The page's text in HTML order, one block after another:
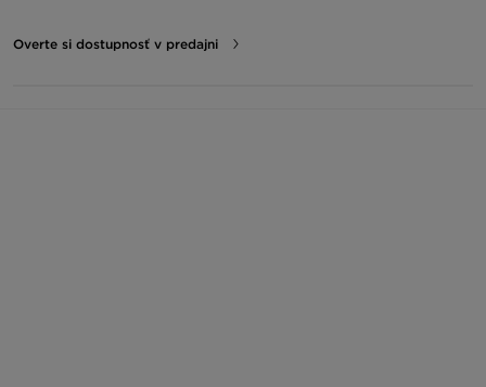
Overte si dostupnosť v predajni